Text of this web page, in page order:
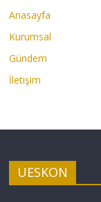
Anasayfa
Kurumsal
Gündem
İletişim
UESKON